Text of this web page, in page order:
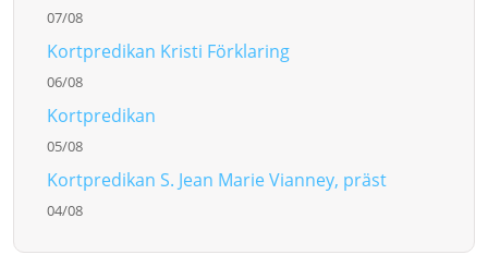
07/08
Kortpredikan Kristi Förklaring
06/08
Kortpredikan
05/08
Kortpredikan S. Jean Marie Vianney, präst
04/08